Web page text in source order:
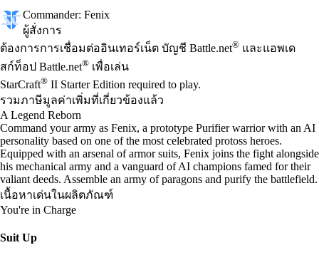
Commander: Fenix
ผู้สั่งการ
ราคา
Available actions
ต้องการการเชื่อมต่ออินเทอร์เน็ต บัญชี Battle.net® และแอพเด
สก์ท็อป Battle.net® เพื่อเล่น
StarCraft® II Starter Edition required to play.
รวมภาษีมูลค่าเพิ่มที่เกี่ยวข้องแล้ว
A Legend Reborn
Command your army as Fenix, a prototype Purifier warrior with an AI
personality based on one of the most celebrated protoss heroes.
Equipped with an arsenal of armor suits, Fenix joins the fight alongside
his mechanical army and a vanguard of AI champions famed for their
valiant deeds. Assemble an army of paragons and purify the battlefield.
เนื้อหาเด่นในผลิตภัณฑ์
You're in Charge
Suit Up